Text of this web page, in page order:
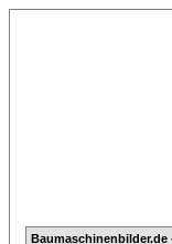
Baumaschinenbilder.de